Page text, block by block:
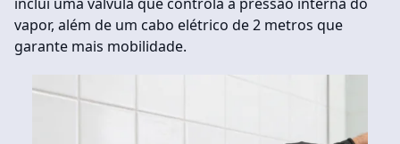
vapor, além de um cabo elétrico de 2 metros que
garante mais mobilidade.